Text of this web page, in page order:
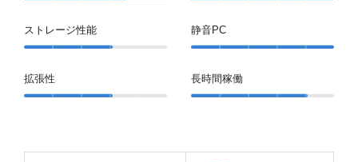
ストレージ性能
拡張性
静音PC
長時間稼働